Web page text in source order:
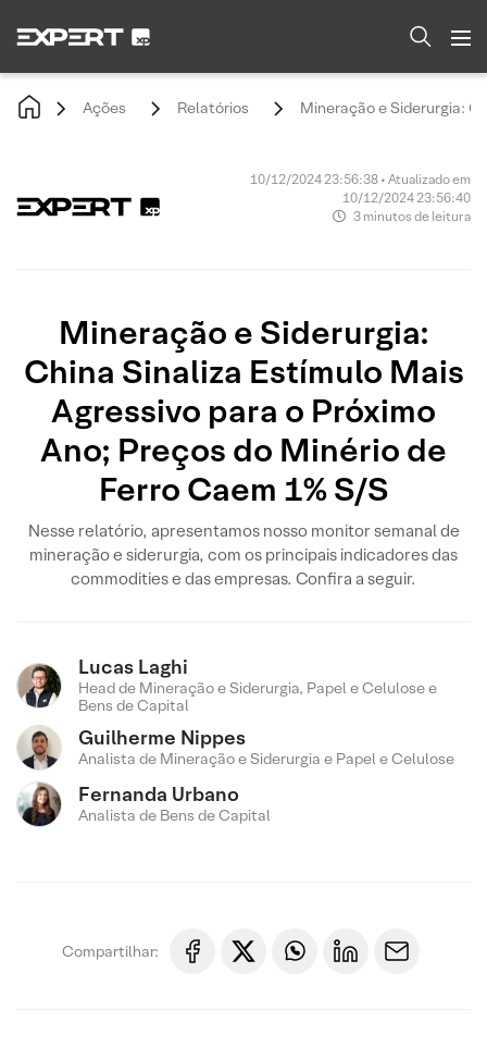
Ações Relatórios Mineração e Siderurgia:
10/12/2024 23:56:38 • Atualizado em
10/12/2024 23:56:40
3 minutos de leitura
Mineração e Siderurgia:
China Sinaliza Estímulo Mais
Agressivo para o Próximo
Ano; Preços do Minério de
Ferro Caem 1% S/S
Nesse relatório, apresentamos nosso monitor semanal de
mineração e siderurgia, com os principais indicadores das
commodities e das empresas. Confira a seguir.
Lucas Laghi
Head de Mineração e Siderurgia, Papel e Celulose e
Bens de Capital
Guilherme Nippes
Analista de Mineração e Siderurgia e Papel e Celulose
Fernanda Urbano
Analista de Bens de Capital
Compartilhar: